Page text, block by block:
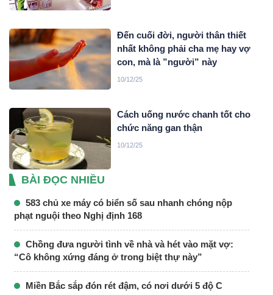
Đến cuối đời, người thân thiết
nhất không phải cha mẹ hay vợ
con, mà là ”người” này
10/12/25
Cách uống nước chanh tốt cho
chức năng gan thận
10/12/25
BÀI ĐỌC NHIỀU
583 chủ xe máy có biển số sau nhanh chóng nộp
phạt nguội theo Nghị định 168
Chồng đưa người tình về nhà và hét vào mặt vợ:
“Cô không xứng đáng ở trong biệt thự này”
Miền Bắc sắp đón rét đậm, có nơi dưới 5 độ C